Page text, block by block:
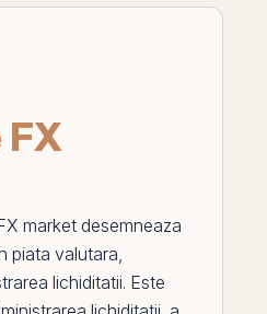
market desemneaza
piata valutara,
lichiditatii. Este